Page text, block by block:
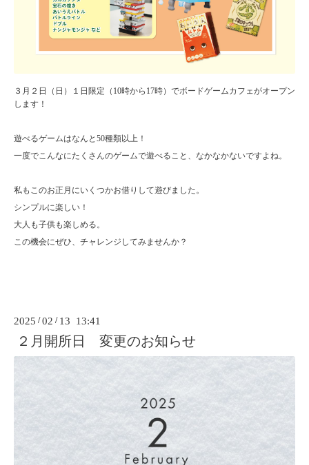
３月２日（日）１日限定（10時から17時）でボードゲームカフェがオープン
します！
遊べるゲームはなんと50種類以上！
一度でこんなにたくさんのゲームで遊べること、なかなかないですよね。
私もこのお正月にいくつかお借りして遊びました。
シンプルに楽しい！
大人も子供も楽しめる。
この機会にぜひ、チャレンジしてみませんか？
2025 /02 / 13 13:41
２月開所日 変更のお知らせ